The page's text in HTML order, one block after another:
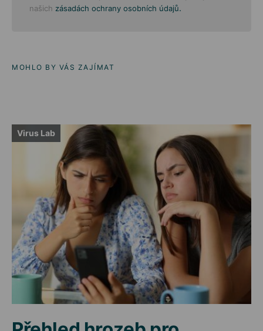
našich zásadách ochrany osobních údajů.
MOHLO BY VÁS ZAJÍMAT
Virus Lab